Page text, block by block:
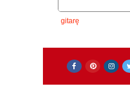
gitarę